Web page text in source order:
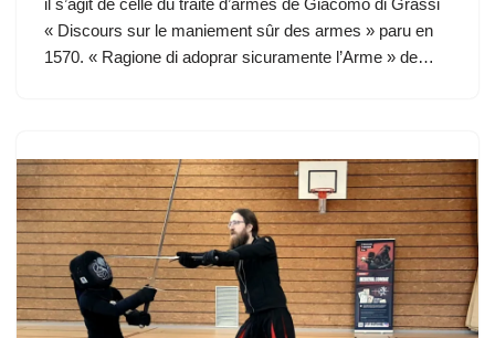
il s’agit de celle du traité d’armes de Giacomo di Grassi
« Discours sur le maniement sûr des armes » paru en
1570. « Ragione di adoprar sicuramente l’Arme » de…